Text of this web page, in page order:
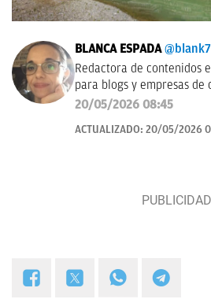
BLANCA ESPADA
Redactora de contenidos
para blogs y empresas
desde 2007.
20/05/2026 08:45
ACTUALIZADO: 20/05/2026